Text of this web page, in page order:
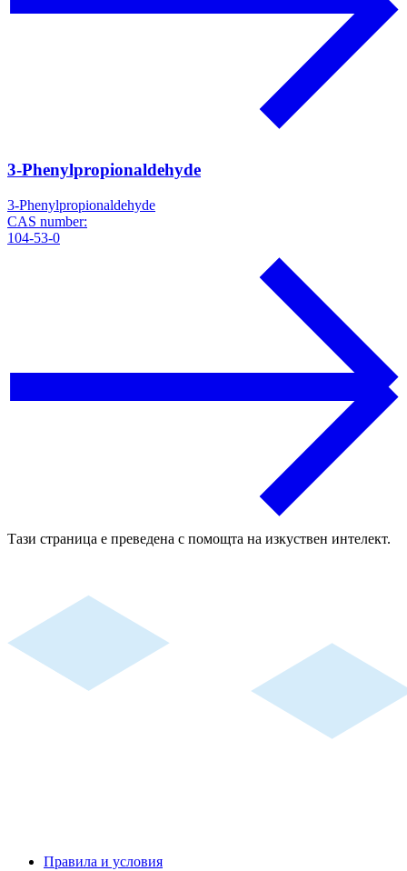
3-Phenylpropionaldehyde
3-Phenylpropionaldehyde
CAS number:
104-53-0
Тази страница е преведена с помощта на изкуствен интелект.
Правила и условия